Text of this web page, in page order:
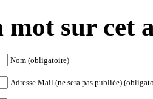
mot sur cet
Nom (obligatoire)
Adresse Mail (ne sera pas publiée)